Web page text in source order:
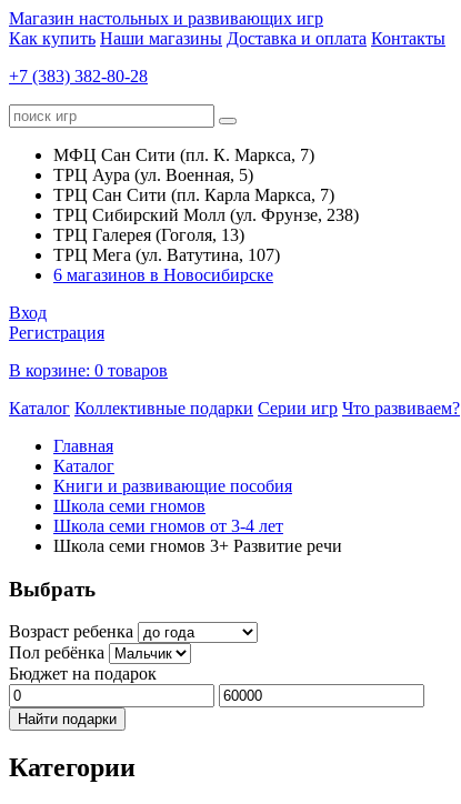
Магазин настольных и развивающих игр
Как купить Наши магазины Доставка и оплата Контакты
+7 (383) 382-80-28
МФЦ Сан Сити (пл. К. Маркса, 7)
ТРЦ Аура (ул. Военная, 5)
ТРЦ Сан Сити (пл. Карла Маркса, 7)
ТРЦ Сибирский Молл (ул. Фрунзе, 238)
ТРЦ Галерея (Гоголя, 13)
ТРЦ Мега (ул. Ватутина, 107)
6 магазинов в Новосибирске
Вход
Регистрация
В корзине: 0 товаров
Каталог Коллективные подарки Серии игр Что развиваем?
Главная
Каталог
Книги и развивающие пособия
Школа семи гномов
Школа семи гномов от 3-4 лет
Школа семи гномов 3+ Развитие речи
Выбрать
Возраст ребенка
Пол ребёнка
Бюджет на подарок
Найти подарки
Категории